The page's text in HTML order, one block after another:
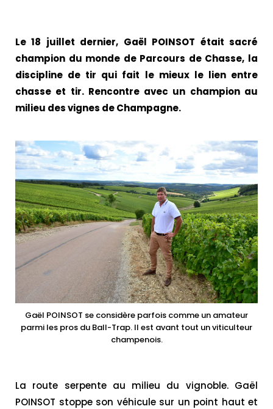
Le 18 juillet dernier, Gaël POINSOT était sacré
champion du monde de Parcours de Chasse, la
discipline de tir qui fait le mieux le lien entre
chasse et tir. Rencontre avec un champion au
milieu des vignes de Champagne.
Gaël POINSOT se considère parfois comme un amateur
parmi les pros du Ball-Trap. Il est avant tout un viticulteur
champenois.
La route serpente au milieu du vignoble. Gaël
POINSOT stoppe son véhicule sur un point haut et